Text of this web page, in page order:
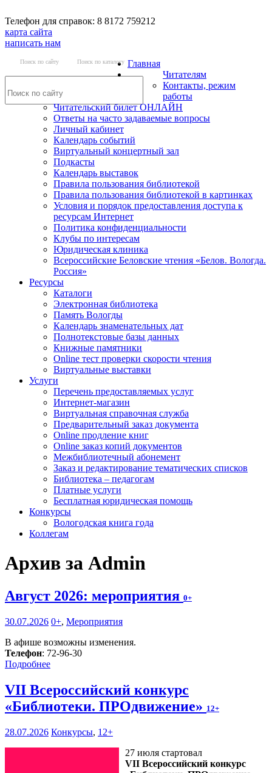
Телефон для справок: 8 8172 759212
карта сайта
написать нам
Поиск по сайту Поиск по каталогу Главная
Читателям
Контакты, режим
работы
Читательский билет ОНЛАЙН
Ответы на часто задаваемые вопросы
Личный кабинет
Календарь событий
Виртуальный концертный зал
Подкасты
Календарь выставок
Правила пользования библиотекой
Правила пользования библиотекой в картинках
Условия и порядок предоставления доступа к
ресурсам Интернет
Политика конфиденциальности
Клубы по интересам
Юридическая клиника
Всероссийские Беловские чтения «Белов. Вологда.
Россия»
Ресурсы
Каталоги
Электронная библиотека
Память Вологды
Календарь знаменательных дат
Полнотекстовые базы данных
Книжные памятники
Online тест проверки скорости чтения
Виртуальные выставки
Услуги
Перечень предоставляемых услуг
Интернет-магазин
Виртуальная справочная служба
Предварительный заказ документа
Online продление книг
Online заказ копий документов
Межбиблиотечный абонемент
Заказ и редактирование тематических списков
Библиотека – педагогам
Платные услуги
Бесплатная юридическая помощь
Конкурсы
Вологодская книга года
Коллегам
Архив за Admin
Август 2026: мероприятия 0+
30.07.2026 0+, Мероприятия
В афише возможны изменения.
Телефон: 72-96-30
Подробнее
VII Всероссийский конкурс
«Библиотеки. ПРОдвижение» 12+
28.07.2026 Конкурсы, 12+
27 июля стартовал
VII Всероссийский конкурс